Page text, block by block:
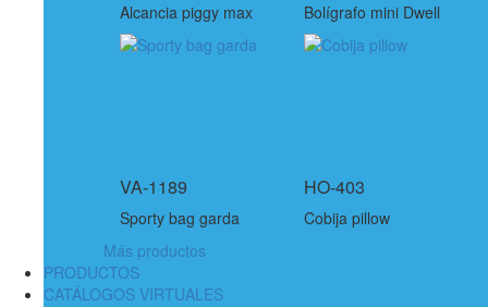
Alcancia piggy max Bolígrafo mini Dwell
VA-1189
Sporty bag garda
HO-403
Cobija pillow
Más productos
PRODUCTOS
CATÁLOGOS VIRTUALES